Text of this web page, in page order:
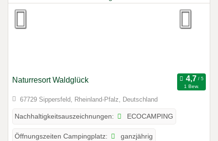
Naturresort Waldglück
1 Bew.
67729 Sippersfeld, Rheinland-Pfalz, Deutschland
Nachhaltigkeitsauszeichnungen: ECOCAMPING
Öffnungszeiten Campingplatz: ganzjährig